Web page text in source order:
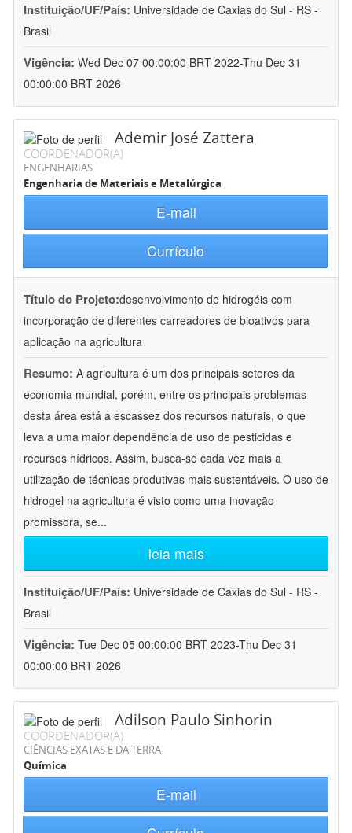
Instituição/UF/País: Universidade de Caxias do Sul - RS -
Brasil
Vigência: Wed Dec 07 00:00:00 BRT 2022-Thu Dec 31
00:00:00 BRT 2026
Ademir José Zattera
COORDENADOR(A)
ENGENHARIAS
Engenharia de Materiais e Metalúrgica
E-mail
Currículo
Título do Projeto:desenvolvimento de hidrogéis com
incorporação de diferentes carreadores de bioativos para
aplicação na agricultura
Resumo: A agricultura é um dos principais setores da
economia mundial, porém, entre os principais problemas
desta área está a escassez dos recursos naturais, o que
leva a uma maior dependência de uso de pesticidas e
recursos hídricos. Assim, busca-se cada vez mais a
utilização de técnicas produtivas mais sustentáveis. O uso de
hidrogel na agricultura é visto como uma inovação
promissora, se...
leia mais
Instituição/UF/País: Universidade de Caxias do Sul - RS -
Brasil
Vigência: Tue Dec 05 00:00:00 BRT 2023-Thu Dec 31
00:00:00 BRT 2026
Adilson Paulo Sinhorin
COORDENADOR(A)
CIÊNCIAS EXATAS E DA TERRA
Química
E-mail